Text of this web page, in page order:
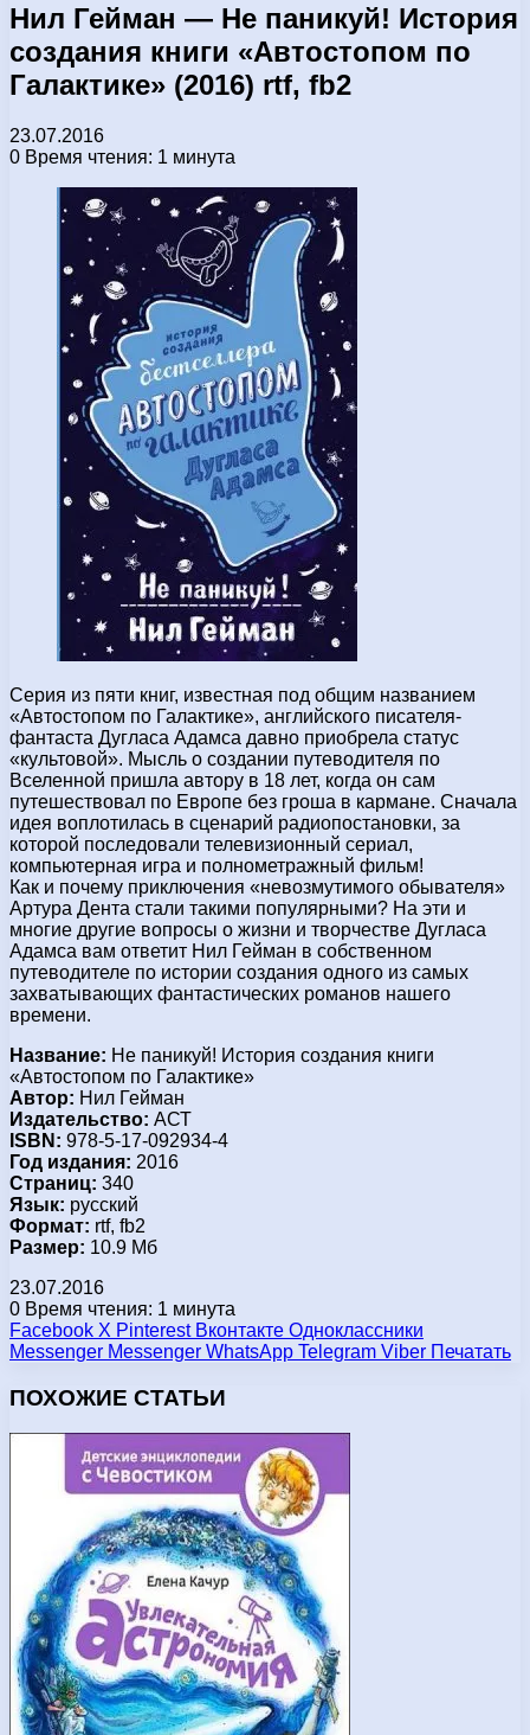
Нил Гейман — Не паникуй! История
создания книги «Автостопом по
Галактике» (2016) rtf, fb2
23.07.2016
0 Время чтения: 1 минута
Серия из пяти книг, известная под общим названием
«Автостопом по Галактике», английского писателя-
фантаста Дугласа Адамса давно приобрела статус
«культовой». Мысль о создании путеводителя по
Вселенной пришла автору в 18 лет, когда он сам
путешествовал по Европе без гроша в кармане. Сначала
идея воплотилась в сценарий радиопостановки, за
которой последовали телевизионный сериал,
компьютерная игра и полнометражный фильм!
Как и почему приключения «невозмутимого обывателя»
Артура Дента стали такими популярными? На эти и
многие другие вопросы о жизни и творчестве Дугласа
Адамса вам ответит Нил Гейман в собственном
путеводителе по истории создания одного из самых
захватывающих фантастических романов нашего
времени.
Название: Не паникуй! История создания книги
«Автостопом по Галактике»
Автор: Нил Гейман
Издательство: АСТ
ISBN: 978-5-17-092934-4
Год издания: 2016
Страниц: 340
Язык: русский
Формат: rtf, fb2
Размер: 10.9 Мб
23.07.2016
0 Время чтения: 1 минута
Facebook X Pinterest Вконтакте Одноклассники
Messenger Messenger WhatsApp Telegram Viber Печатать
ПОХОЖИЕ СТАТЬИ